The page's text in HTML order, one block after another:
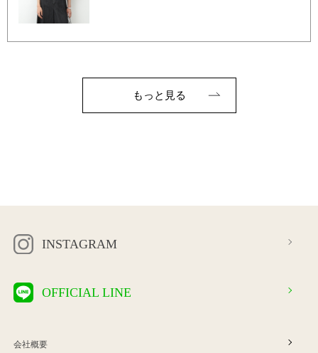
リエステル100％, ●袖裏地／ナイロン94％, ポリウレタン6％
もっと見る
INSTAGRAM
OFFICIAL LINE
会社概要